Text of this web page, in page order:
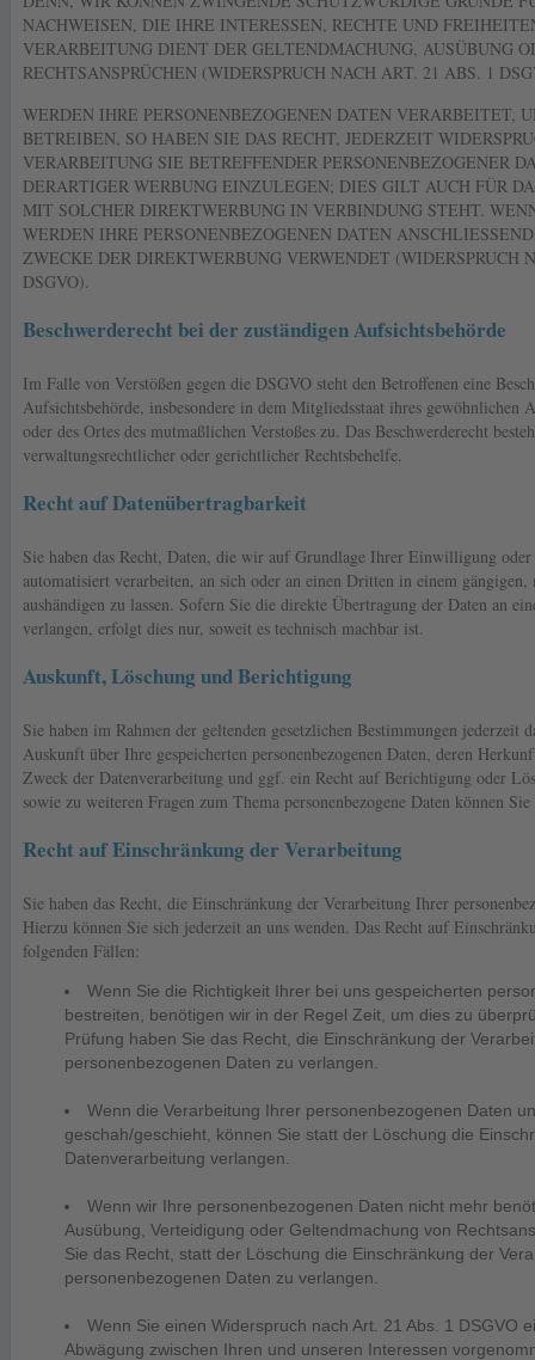
NACHWEISEN, DIE IHRE INTERESSEN, RECHTE UND
VERARBEITUNG DIENT DER GELTENDMACHUNG, AUSÜBUNG
RECHTSANSPRÜCHEN (WIDERSPRUCH NACH ART. 21 ABS. 1
WERDEN IHRE PERSONENBEZOGENEN DATEN VERARBEITET,
BETREIBEN, SO HABEN SIE DAS RECHT, JEDERZEIT
VERARBEITUNG SIE BETREFFENDER PERSONENBEZOGENER
DERARTIGER WERBUNG EINZULEGEN; DIES GILT AUCH FÜR
MIT SOLCHER DIREKTWERBUNG IN VERBINDUNG STEHT.
WERDEN IHRE PERSONENBEZOGENEN DATEN
ZWECKE DER DIREKTWERBUNG VERWENDET (WIDERSPRUCH
DSGVO).
Beschwerderecht bei der zuständigen Aufsichtsbehörde
Im Falle von Verstößen gegen die DSGVO steht den Betroffenen eine
Aufsichtsbehörde, insbesondere in dem Mitgliedsstaat ihres gewöhnlichen
oder des Ortes des mutmaßlichen Verstoßes zu. Das Beschwerderecht
verwaltungsrechtlicher oder gerichtlicher Rechtsbehelfe.
Recht auf Datenübertragbarkeit
Sie haben das Recht, Daten, die wir auf Grundlage Ihrer Einwilligung
automatisiert verarbeiten, an sich oder an einen Dritten in einem gängigen,
aushändigen zu lassen. Sofern Sie die direkte Übertragung der Daten an
verlangen, erfolgt dies nur, soweit es technisch machbar ist.
Auskunft, Löschung und Berichtigung
Sie haben im Rahmen der geltenden gesetzlichen Bestimmungen jederzeit
Auskunft über Ihre gespeicherten personenbezogenen Daten, deren
Zweck der Datenverarbeitung und ggf. ein Recht auf Berichtigung oder
sowie zu weiteren Fragen zum Thema personenbezogene Daten können
Recht auf Einschränkung der Verarbeitung
Sie haben das Recht, die Einschränkung der Verarbeitung Ihrer
Hierzu können Sie sich jederzeit an uns wenden. Das Recht auf
folgenden Fällen:
Wenn Sie die Richtigkeit Ihrer bei uns gespeicherten
bestreiten, benötigen wir in der Regel Zeit, um dies zu
Prüfung haben Sie das Recht, die Einschränkung der
personenbezogenen Daten zu verlangen.
Wenn die Verarbeitung Ihrer personenbezogenen Daten
geschah/geschieht, können Sie statt der Löschung die
Datenverarbeitung verlangen.
Wenn wir Ihre personenbezogenen Daten nicht mehr
Ausübung, Verteidigung oder Geltendmachung von
Sie das Recht, statt der Löschung die Einschränkung der
personenbezogenen Daten zu verlangen.
Wenn Sie einen Widerspruch nach Art. 21 Abs. 1 DSGVO
Abwägung zwischen Ihren und unseren Interessen